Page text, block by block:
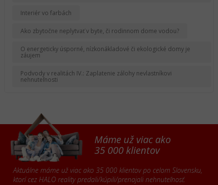
Interiér vo farbách
Ako zbytočne neplytvať v byte, či rodinnom dome vodou?
O energeticky úsporné, nízkonákladové či ekologické domy je
záujem
Podvody v realitách IV.: Zaplatenie zálohy nevlastníkovi
nehnuteľnosti
Máme už viac ako
35 000 klientov
Aktuálne máme už viac ako 35 000 klientov po celom Slovensku,
ktorí cez HALO reality predali/kúpili/prenajali nehnuteľnosť.